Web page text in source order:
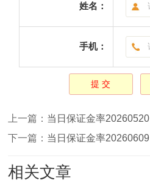
姓名：
手机：
上一篇： 当日保证金率20260520
下一篇： 当日保证金率20260609
相关文章